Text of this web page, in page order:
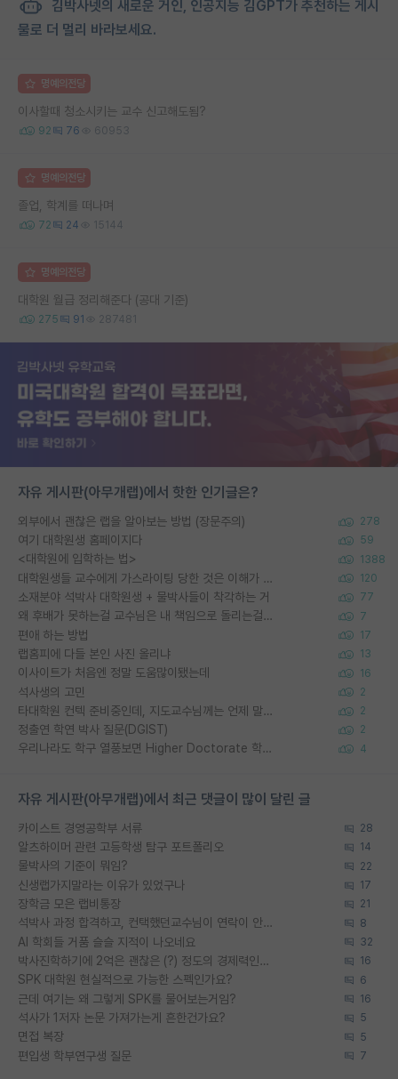
김박사넷의 새로운 거인, 인공지능 김GPT가 추천하는 게시
물로 더 멀리 바라보세요.
명예의전당
이사할때 청소시키는 교수 신고해도됨?
92 76 60953
명예의전당
졸업, 학계를 떠나며
72 24 15144
명예의전당
대학원 월급 정리해준다 (공대 기준)
275 91 287481
자유 게시판(아무개랩)에서 핫한 인기글은?
외부에서 괜찮은 랩을 알아보는 방법 (장문주의) 278
여기 대학원생 홈페이지다 59
<대학원에 입학하는 법> 1388
대학원생들 교수에게 가스라이팅 당한 것은 이해가 갑니다. 안타깝네요. 120
소재분야 석박사 대학원생 + 물박사들이 착각하는 거 77
왜 후배가 못하는걸 교수님은 내 책임으로 돌리는걸까요? 7
편애 하는 방법 17
랩홈피에 다들 본인 사진 올리냐 13
이사이트가 처음엔 정말 도움많이됐는데 16
석사생의 고민 2
타대학원 컨텍 준비중인데, 지도교수님께는 언제 말씀드려야 할까요? 2
정출연 학연 박사 질문(DGIST) 2
우리나라도 학구 열풍보면 Higher Doctorate 학위가 필요하다고 봅니다. 4
자유 게시판(아무개랩)에서 최근 댓글이 많이 달린 글
카이스트 경영공학부 서류 28
알츠하이머 관련 고등학생 탐구 포트폴리오 14
물박사의 기준이 뭐임? 22
신생랩가지말라는 이유가 있었구나 17
장학금 모은 랩비통장 21
석박사 과정 합격하고, 컨택했던교수님이 연락이 안됩니다... 8
AI 학회들 거품 슬슬 지적이 나오네요 32
박사진학하기에 2억은 괜찮은 (?) 정도의 경제력인가요 16
SPK 대학원 현실적으로 가능한 스펙인가요? 6
근데 여기는 왜 그렇게 SPK를 물어보는거임? 16
석사가 1저자 논문 가져가는게 흔한건가요? 5
면접 복장 5
편입생 학부연구생 질문 7